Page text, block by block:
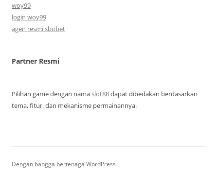
woy99
login woy99
agen resmi sbobet
Partner Resmi
Pilihan game dengan namaslot88dapat dibedakan berdasarkan
tema, fitur, dan mekanisme permainannya.
Dengan bangga bertenaga WordPress